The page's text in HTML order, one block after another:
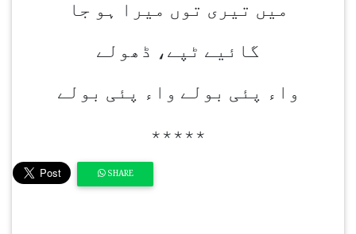
میں تیری توں میرا ہو جا
گائیے ٹپے، ڈھولے
واء پئی بولے واء پئی بولے
٭٭٭٭٭
SHARE